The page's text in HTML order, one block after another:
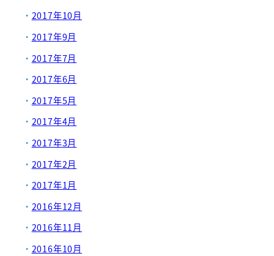
2017年10月
2017年9月
2017年7月
2017年6月
2017年5月
2017年4月
2017年3月
2017年2月
2017年1月
2016年12月
2016年11月
2016年10月